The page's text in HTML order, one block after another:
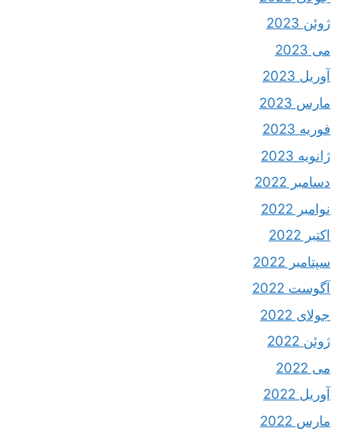
ژوئن 2023
می 2023
آوریل 2023
مارس 2023
فوریه 2023
ژانویه 2023
دسامبر 2022
نوامبر 2022
اکتبر 2022
سپتامبر 2022
آگوست 2022
جولای 2022
ژوئن 2022
می 2022
آوریل 2022
مارس 2022